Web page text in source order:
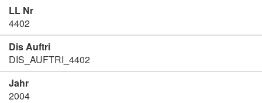
LL Nr
4402
Dis Auftri
DIS_AUFTRI_4402
Jahr
2004